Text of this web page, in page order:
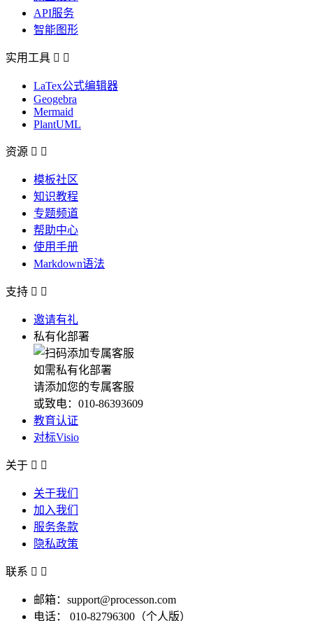
API服务
智能图形
实用工具  
LaTex公式编辑器
Geogebra
Mermaid
PlantUML
资源  
模板社区
知识教程
专题频道
帮助中心
使用手册
Markdown语法
支持  
邀请有礼
私有化部署
如需私有化部署
请添加您的专属客服
或致电：010-86393609
教育认证
对标Visio
关于  
关于我们
加入我们
服务条款
隐私政策
联系  
邮箱：support@processon.com
电话：
010-82796300（个人版）